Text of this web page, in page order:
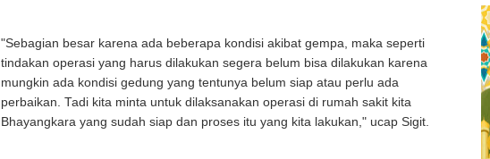
"Sebagian besar karena ada beberapa kondisi akibat gempa, maka seperti
tindakan operasi yang harus dilakukan segera belum bisa dilakukan karena
mungkin ada kondisi gedung yang tentunya belum siap atau perlu ada
perbaikan. Tadi kita minta untuk dilaksanakan operasi di rumah sakit kita
Bhayangkara yang sudah siap dan proses itu yang kita lakukan," ucap Sigit.